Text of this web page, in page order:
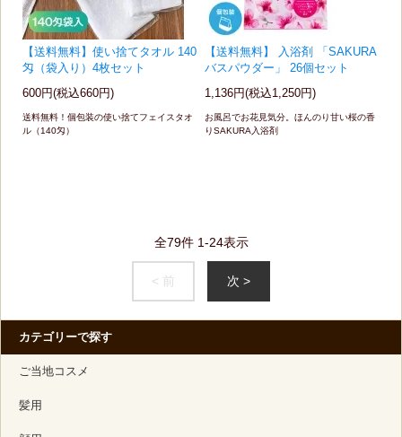
【送料無料】使い捨てタオル 140
匁（袋入り）4枚セット
600円(税込660円)
送料無料！個包装の使い捨てフェイスタオ
ル（140匁）
【送料無料】 入浴剤 「SAKURA
バスパウダー」 26個セット
1,136円(税込1,250円)
お風呂でお花見気分。ほんのり甘い桜の香
りSAKURA入浴剤
全79件 1-24表示
< 前 次 >
カテゴリーで探す
ご当地コスメ
髪用